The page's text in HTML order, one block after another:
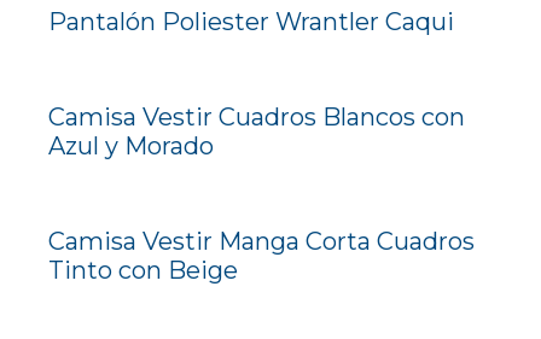
Pantalón Poliester Wrantler Caqui
Camisa Vestir Cuadros Blancos con
Azul y Morado
Camisa Vestir Manga Corta Cuadros
Tinto con Beige